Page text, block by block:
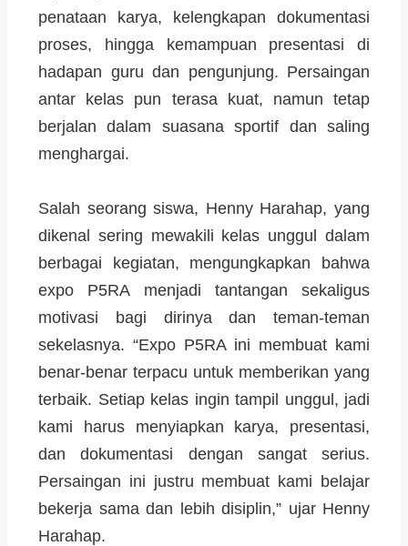
penataan karya, kelengkapan dokumentasi
proses, hingga kemampuan presentasi di
hadapan guru dan pengunjung. Persaingan
antar kelas pun terasa kuat, namun tetap
berjalan dalam suasana sportif dan saling
menghargai.
Salah seorang siswa, Henny Harahap, yang
dikenal sering mewakili kelas unggul dalam
berbagai kegiatan, mengungkapkan bahwa
expo P5RA menjadi tantangan sekaligus
motivasi bagi dirinya dan teman-teman
sekelasnya. “Expo P5RA ini membuat kami
benar-benar terpacu untuk memberikan yang
terbaik. Setiap kelas ingin tampil unggul, jadi
kami harus menyiapkan karya, presentasi,
dan dokumentasi dengan sangat serius.
Persaingan ini justru membuat kami belajar
bekerja sama dan lebih disiplin,” ujar Henny
Harahap.